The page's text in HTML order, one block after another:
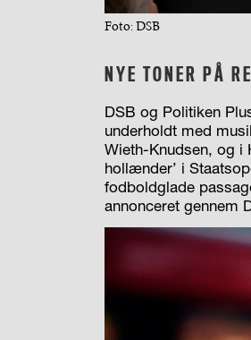
Foto: DSB
NYE TONER PÅ
DSB og Politiken
underholdt med
Wieth-Knudsen, og i
hollænder’ i
fodboldglade
annonceret gennem